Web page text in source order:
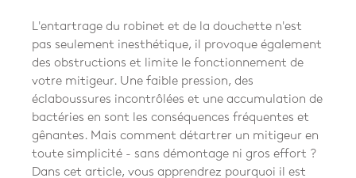
L'entartrage du robinet et de la douchette n'est
pas seulement inesthétique, il provoque également
des obstructions et limite le fonctionnement de
votre mitigeur. Une faible pression, des
éclaboussures incontrôlées et une accumulation de
bactéries en sont les conséquences fréquentes et
gênantes. Mais comment détartrer un mitigeur en
toute simplicité - sans démontage ni gros effort ?
Dans cet article, vous apprendrez pourquoi il est